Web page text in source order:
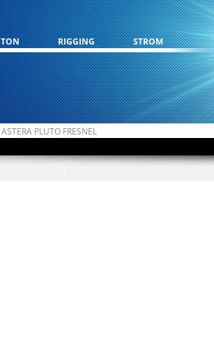
TON RIGGING STROM
ASTERA PLUTO FRESNEL